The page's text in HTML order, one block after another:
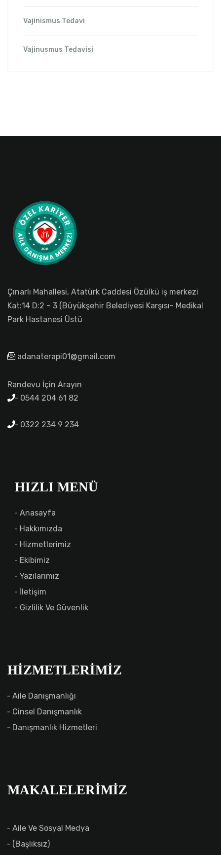
Vajinismus Tedavi
Vajinusmus Tedavisi
Çınarlı Mahallesi, Atatürk Caddesi Özülkü iş merkezi
Kat:14 D:2 – 3 (Büyükşehir Belediyesi Karşısı- Medikal
Park Hastanesi Üstü
adanaterapi01@gmail.com
Randevu İçin Arayın
0544 204 61 82
0322 234 9 234
HIZLI MENÜ
Anasayfa
Hakkımızda
Hizmetlerimiz
Ekibimiz
Yazılarımız
İletişim
Gizlilik Ve Güvenlik
HIZMETLERIMIZ
Aile Danışmanlığı
Cinsel Danışmanlık
Danışmanlık Hizmetleri
MAKALELERIMIZ
Aile Ve Sosyal Medya
(başlıksız)